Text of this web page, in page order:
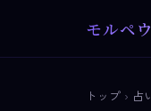
モルペ
トップ › 占